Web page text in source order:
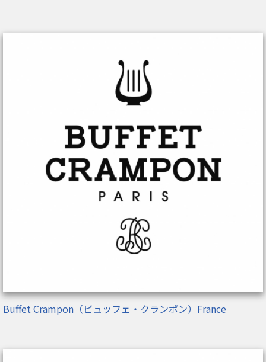
Buffet Crampon（ビュッフェ・クランポン）France